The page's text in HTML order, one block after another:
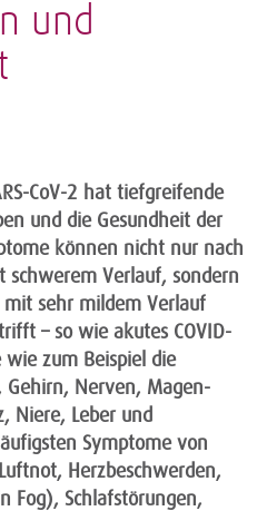
und
CoV-2 hat tiefgreifende
und die Gesundheit der
können nicht nur nach
Verlauf, sondern
sehr mildem Verlauf
– so wie akutes COVID-
wie zum Beispiel die
Nerven, Magen-
Niere, Leber und
Symptome von
Herzbeschwerden,
Fog), Schlafstörungen,